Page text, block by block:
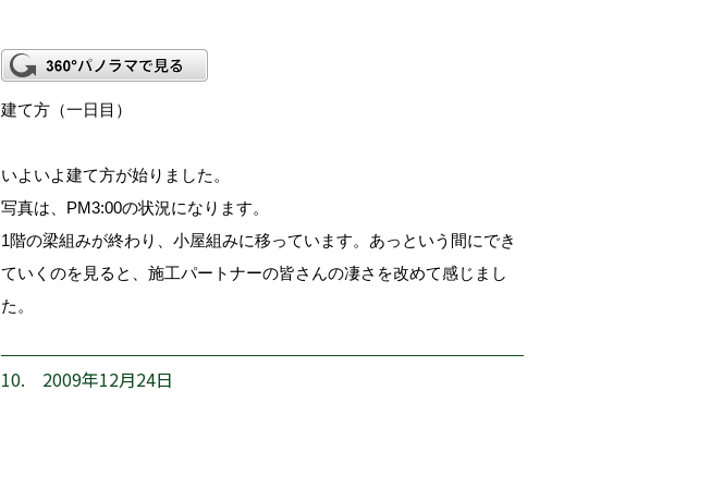
建て方（一日目）
いよいよ建て方が始りました。
写真は、PM3:00の状況になります。
1階の梁組みが終わり、小屋組みに移っています。あっという間にでき
ていくのを見ると、施工パートナーの皆さんの凄さを改めて感じまし
た。
10. 2009年12月24日